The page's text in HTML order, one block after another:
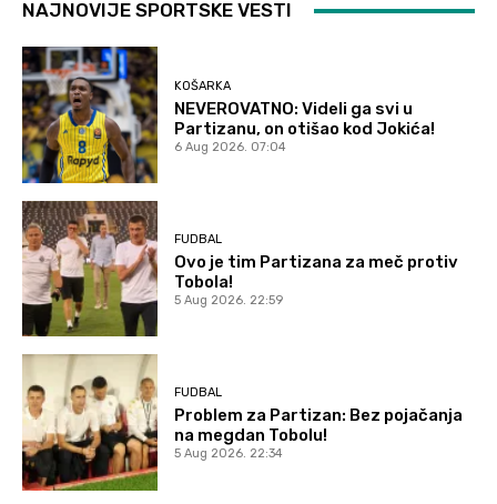
NAJNOVIJE SPORTSKE VESTI
KOŠARKA
NEVEROVATNO: Videli ga svi u
Partizanu, on otišao kod Jokića!
6 Aug 2026. 07:04
FUDBAL
Ovo je tim Partizana za meč protiv
Tobola!
5 Aug 2026. 22:59
FUDBAL
Problem za Partizan: Bez pojačanja
na megdan Tobolu!
5 Aug 2026. 22:34